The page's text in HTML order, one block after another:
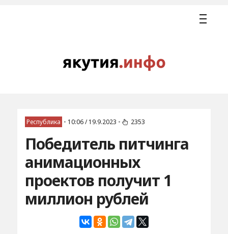
Республика • 10:06 / 19.9.2023 • 2353
Победитель питчинга
анимационных
проектов получит 1
миллион рублей